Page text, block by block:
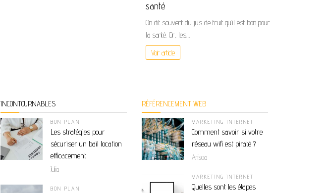
santé
On dit souvent du jus de fruit qu’il est bon pour
la santé. Or, les…
Voir article
INCONTOURNABLES
BON PLAN
Les stratégies pour
sécuriser un bail location
efficacement
Julia
BON PLAN
RÉFÉRENCEMENT WEB
MARKETING INTERNET
Comment savoir si votre
réseau wifi est piraté ?
Arisoa
MARKETING INTERNET
Quelles sont les étapes